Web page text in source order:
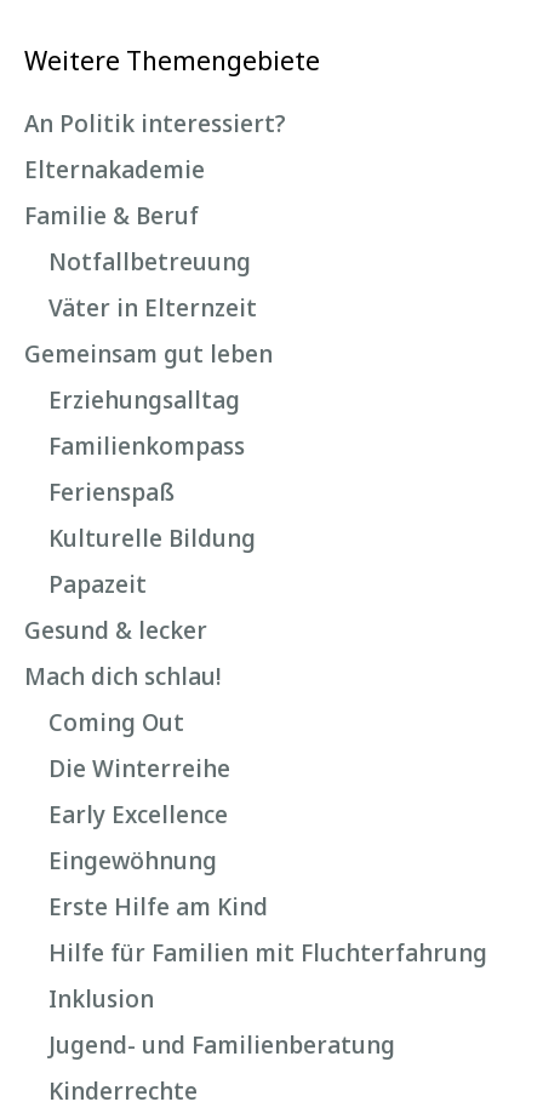
Weitere Themengebiete
An Politik interessiert?
Elternakademie
Familie & Beruf
Notfallbetreuung
Väter in Elternzeit
Gemeinsam gut leben
Erziehungsalltag
Familienkompass
Ferienspaß
Kulturelle Bildung
Papazeit
Gesund & lecker
Mach dich schlau!
Coming Out
Die Winterreihe
Early Excellence
Eingewöhnung
Erste Hilfe am Kind
Hilfe für Familien mit Fluchterfahrung
Inklusion
Jugend- und Familienberatung
Kinderrechte